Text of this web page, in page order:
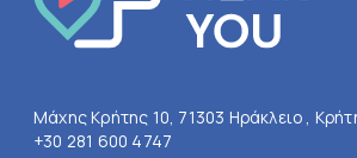
Μάχης Κρήτης 10, 71303 Ηράκλειο ,
+30 281 600 4747